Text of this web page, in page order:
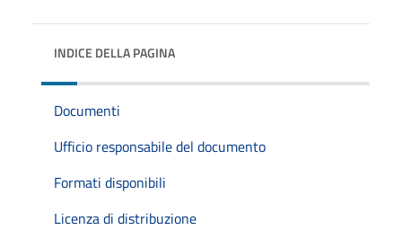
INDICE DELLA PAGINA
Documenti
Ufficio responsabile del documento
Formati disponibili
Licenza di distribuzione